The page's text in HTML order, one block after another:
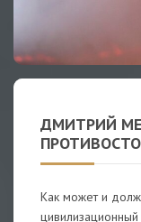
ДМИТРИЙ
Как может и